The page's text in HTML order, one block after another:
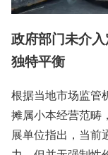
政府部门未介
独特平衡
根据当地市场监管
摊属小本经营范畴
展单位指出，当前